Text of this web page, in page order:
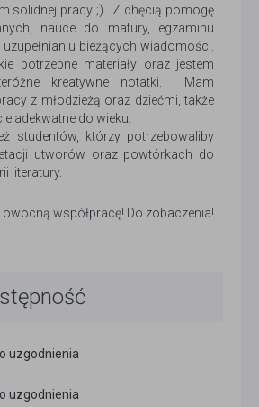
solidnej pracy ;). Z chęcią pomogę
nauce do matury, egzaminu
bieżących wiadomości.
potrzebne materiały oraz jestem
kreatywne notatki. Mam
z młodzieżą oraz dziećmi, także
adekwatne do wieku.
studentów, którzy potrzebowaliby
utworów oraz powtórkach do
literatury.
owocną współpracę! Do zobaczenia!
uzgodnienia
uzgodnienia